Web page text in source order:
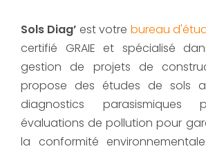
Sols Diag’ est votre bureau
certifié GRAIE et spécialisé
gestion de projets de
propose des études de sols
diagnostics
évaluations de pollution pour
la conformité